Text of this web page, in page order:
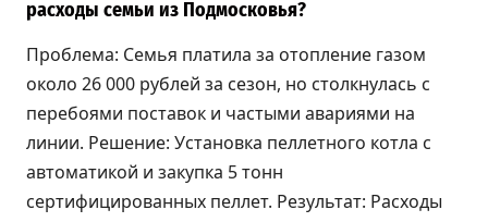
расходы семьи из Подмосковья?
Проблема: Семья платила за отопление газом
около 26 000 рублей за сезон, но столкнулась с
перебоями поставок и частыми авариями на
линии. Решение: Установка пеллетного котла с
автоматикой и закупка 5 тонн
сертифицированных пеллет. Результат: Расходы